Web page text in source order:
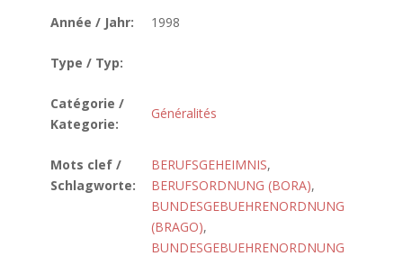
Année / Jahr: 1998
Type / Typ:
Catégorie /
Kategorie:
Généralités
Mots clef /
Schlagworte:
BERUFSGEHEIMNIS,
BERUFSORDNUNG (BORA),
BUNDESGEBUEHRENORDNUNG
(BRAGO),
BUNDESGEBUEHRENORDNUNG